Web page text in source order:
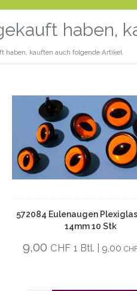
haben,
haben, kauften auch folgende Artikel.
572084 Eulenaugen
14mm 10 Stk
9,00 CHF 1 Btl. | 9,00